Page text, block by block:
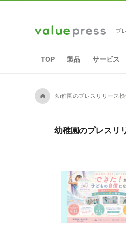
プ
TOP 製品 サービス
A 幼稚園のプレスリリース
幼稚園のプレスリ